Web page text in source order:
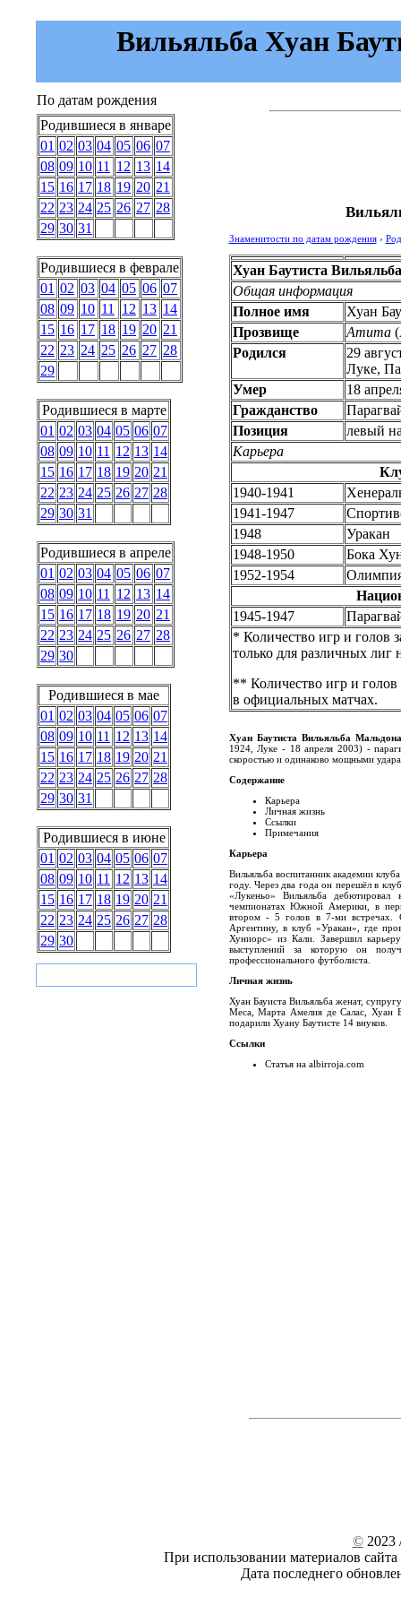
Вильяльба Хуан
По датам рождения
Родившиеся в январе
01 02 03 04 05 06 07
08 09 10 11 12 13 14
15 16 17 18 19 20 21
22 23 24 25 26 27 28
29 30 31
Родившиеся в феврале
01 02 03 04 05 06 07
08 09 10 11 12 13 14
15 16 17 18 19 20 21
22 23 24 25 26 27 28
29
Родившиеся в марте
01 02 03 04 05 06 07
08 09 10 11 12 13 14
15 16 17 18 19 20 21
22 23 24 25 26 27 28
29 30 31
Родившиеся в апреле
01 02 03 04 05 06 07
08 09 10 11 12 13 14
15 16 17 18 19 20 21
22 23 24 25 26 27 28
29 30
Родившиеся в мае
01 02 03 04 05 06 07
08 09 10 11 12 13 14
15 16 17 18 19 20 21
22 23 24 25 26 27 28
29 30 31
Родившиеся в июне
01 02 03 04 05 06 07
08 09 10 11 12 13 14
15 16 17 18 19 20 21
22 23 24 25 26 27 28
29 30
Знаменитости по датам рождения›
Хуан Баутиста Вильяльба
Общая информация
Полное имя
Хуан
Прозвище
Атита
Родился
29
Луке,
Умер
18
Гражданство
Позиция
левый
Карьера
1940-1941
1941-1947
1948
Уракан
1948-1950
Бока
1952-1954
1945-1947
* Количество игр и голов
только для различных
** Количество игр и
в официальных матчах.
Хуан Баутиста Вильяльба
1924, Луке - 18 апреля 2003) -
скоростью и одинаково мощными
Содержание
Карьера
Личная жизнь
Ссылки
Примечания
Карьера
Вильяльба воспитанник академии
году. Через два года он перешёл в
«Лукеньо» Вильяльба
чемпионатах Южной Америки, в
втором - 5 голов в 7-ми встречах.
Аргентину, в клуб «Уракан», где
Хуниорс» из Кали. Завершил
выступлений за которую он
профессионального футболиста.
Личная жизнь
Хуан Бауиста Вильяльба женат,
Меса, Марта Амелия де Салас, Хуан
подарили Хуану Баутисте 14 внуков.
Ссылки
Статья на albirroja.com
©2023
При использовании материалов
Дата последнего